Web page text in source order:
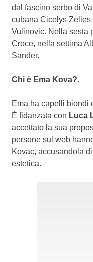
dal fascino serbo di
cubana Cicelys
Vulinovic. Nella sesta
Croce, nella settima
Sander.
Chi è Ema Kova?.
Ema ha capelli biondi
È fidanzata con Luca
accettato la sua
persone sul web
Kovac, accusandola
estetica.